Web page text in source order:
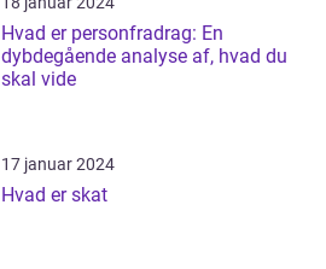
Hvad er personfradrag: En
dybdegående analyse af, hvad du
skal vide
17 januar 2024
Hvad er skat